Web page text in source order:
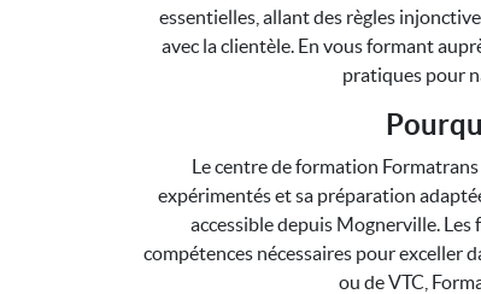
essentielles, allant des règles
avec la clientèle. En vous formant
pratiques pour
Le centre de formation
expérimentés et sa préparation
accessible depuis Mognerville.
compétences nécessaires pour exceller
ou de VTC,